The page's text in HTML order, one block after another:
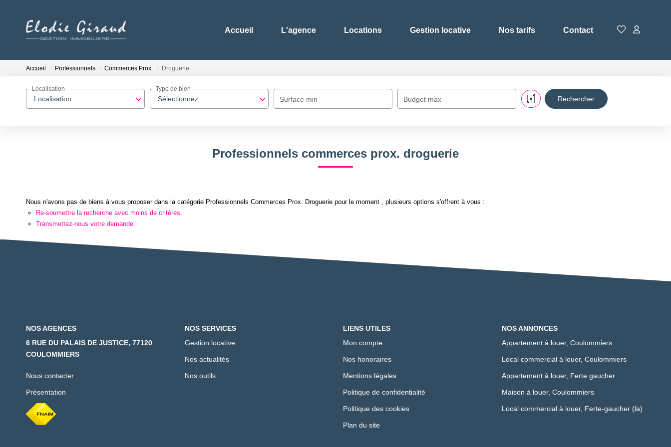
Accueil L'agence Locations Gestion locative Nos tarifs Contact
Accueil Professionnels Commerces Prox. Droguerie
Localisation
Localisation
Sélectionnez...
Type de bien
Surface min Budget max
Professionnels commerces prox. droguerie
Nous n'avons pas de biens à vous proposer dans la catégorie Professionnels Commerces Prox. Droguerie pour le moment , plusieurs options s'offrent à vous :
Re-soumettre la recherche avec moins de critères.
Transmettez-nous votre demande
NOS AGENCES
6 RUE DU PALAIS DE JUSTICE, 77120
COULOMMIERS
Nous contacter
Présentation
NOS SERVICES
Gestion locative
Nos actualités
Nos outils
LIENS UTILES
Mon compte
Nos honoraires
Mentions légales
Politique de confidentialité
Politique des cookies
Plan du site
NOS ANNONCES
Appartement à louer, Coulommiers
Local commercial à louer, Coulommiers
Appartement à louer, Ferte gaucher
Maison à louer, Coulommiers
Local commercial à louer, Ferte-gaucher (la)